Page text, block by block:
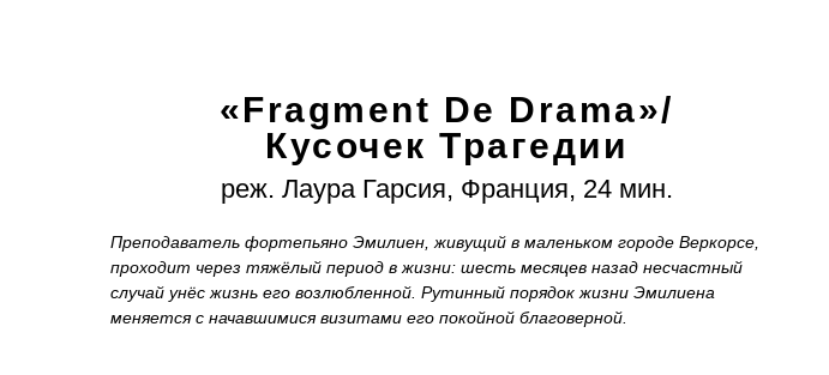
«Fragment De Drama»/
Кусочек Трагедии
реж. Лаура Гарсия, Франция, 24 мин.
Преподаватель фортепьяно Эмилиен, живущий в маленьком городе Веркорсе,
проходит через тяжёлый период в жизни: шесть месяцев назад несчастный
случай унёс жизнь его возлюбленной. Рутинный порядок жизни Эмилиена
меняется с начавшимися визитами его покойной благоверной.